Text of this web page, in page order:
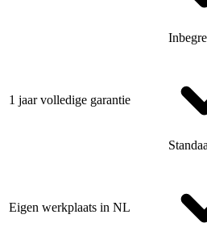
1 jaar volledige garantie
Eigen werkplaats in NL